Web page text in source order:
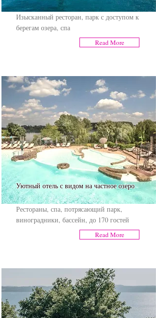
Изысканный ресторан, парк с доступом к
берегам озера, спа
Read More
Уютный отель с видом на частное озеро
Рестораны, спа, потрясающий парк,
виноградники, бассейн, до 170 гостей
Read More